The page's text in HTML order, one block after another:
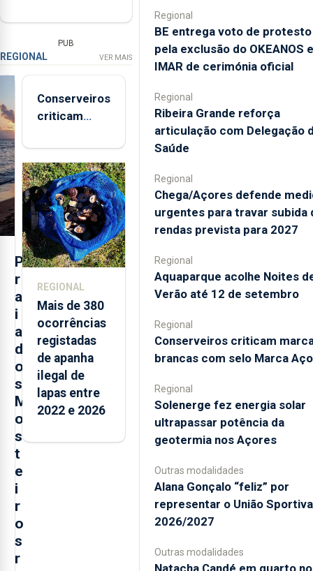
PUB
REGIONAL VER MAIS
P
r
a
i
a
d
o
s
M
o
s
t
e
i
r
o
s
r
Conserveiros
criticam
brancas com
selo Marca
Açores
REGIONAL
Mais de 380
ocorrências
registadas
de apanha
ilegal de
lapas entre
2022 e 2026
Regional
BE entrega voto de protesto
pela exclusão do OKEANOS e
IMAR de cerimónia oficial
Regional
Ribeira Grande reforça
articulação com Delegação
Saúde
Regional
Chega/Açores defende
urgentes para travar subida
rendas prevista para 2027
Regional
Aquaparque acolhe Noites
Verão até 12 de setembro
Regional
Conserveiros criticam
brancas com selo Marca
Regional
Solenerge fez energia solar
ultrapassar potência da
geotermia nos Açores
Outras modalidades
Alana Gonçalo “feliz” por
representar o União
2026/2027
Outras modalidades
Natacha Candé em quarto no